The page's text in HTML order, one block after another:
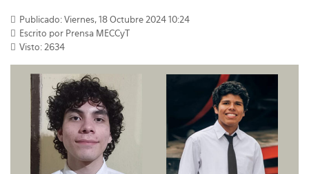
Publicado: Viernes, 18 Octubre 2024 10:24
Escrito por Prensa MECCyT
Visto: 2634